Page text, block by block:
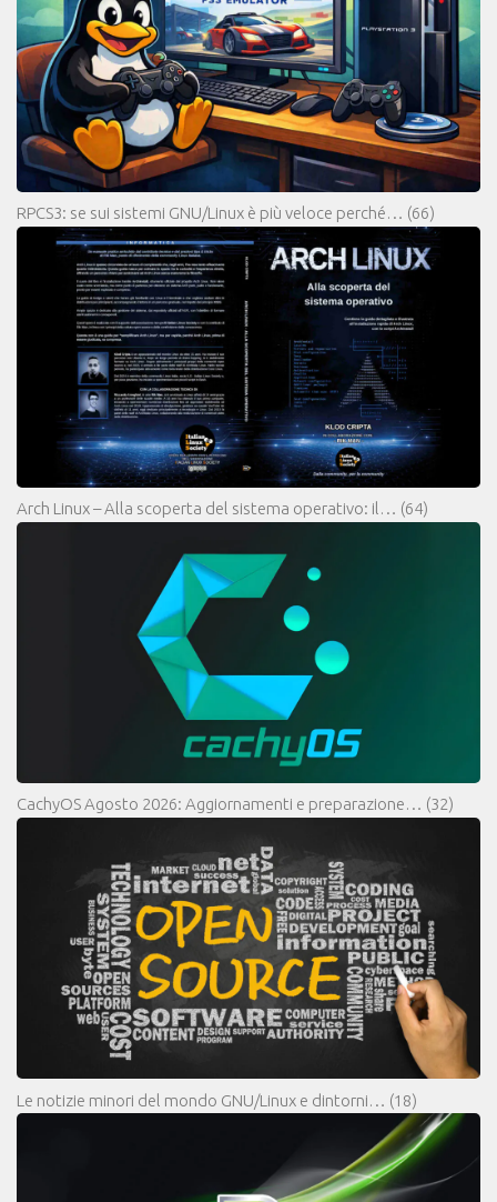
RPCS3: se sui sistemi GNU/Linux è più veloce perché… (66)
Arch Linux – Alla scoperta del sistema operativo: il… (64)
CachyOS Agosto 2026: Aggiornamenti e preparazione… (32)
Le notizie minori del mondo GNU/Linux e dintorni… (18)